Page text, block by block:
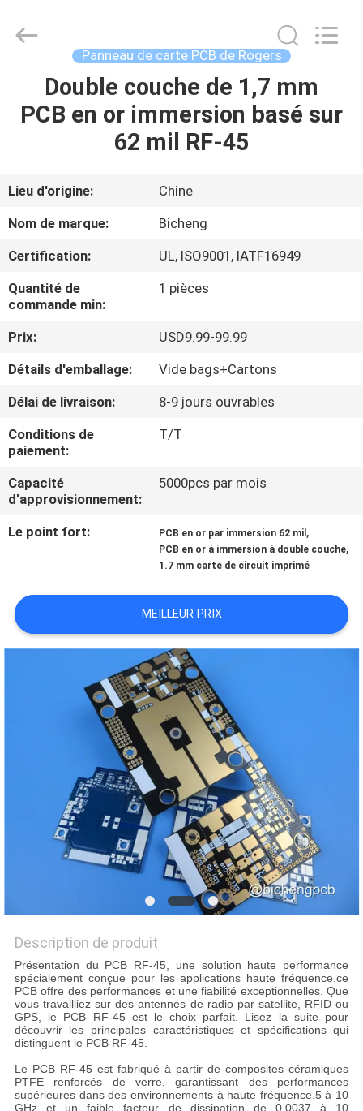
LA
PRODUITS
VIDÉOS
À
PROPOS
NOUS
VISITE
DE
L'USINE
CONTRÔLE
LA
QUALITÉ
CONTACTER
NOUVELLES
SITE
POLITIQUE
DE
CONFIDENTIALITÉ
Electronics
Technology
Panneau de carte PCB de Rogers
Double couche de 1,7 mm
PCB en or immersion basé sur
62 mil RF-45
Lieu d'origine:
Chine
Nom de marque:
Bicheng
Certification:
UL, ISO9001, IATF16949
Quantité de
commande min:
1 pièces
Prix:
USD9.99-99.99
Détails d'emballage:
Vide bags+Cartons
Délai de livraison:
8-9 jours ouvrables
Conditions de
paiement:
T/T
Capacité
d'approvisionnement:
5000pcs par mois
Le point fort: PCB en or par immersion 62 mil ,
PCB en or à immersion à double couche,
1.7 mm carte de circuit imprimé
MEILLEUR PRIX
Description de produit
Présentation du PCB RF-45, une solution haute performance
spécialement conçue pour les applications haute fréquence.ce
PCB offre des performances et une fiabilité exceptionnelles. Que
vous travailliez sur des antennes de radio par satellite, RFID ou
GPS, le PCB RF-45 est le choix parfait. Lisez la suite pour
découvrir les principales caractéristiques et spécifications qui
distinguent le PCB RF-45.
Le PCB RF-45 est fabriqué à partir de composites céramiques
PTFE renforcés de verre, garantissant des performances
supérieures dans des environnements à haute fréquence.5 à 10
GHz et un faible facteur de dissipation de 0.0037 à 10